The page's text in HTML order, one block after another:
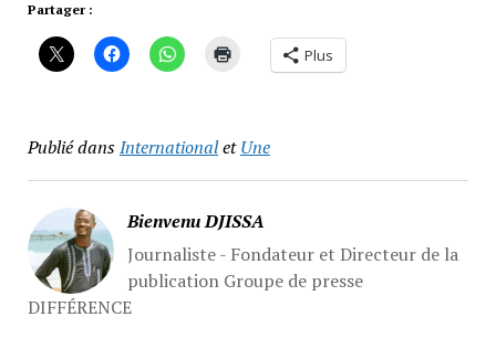
Partager :
Plus
Publié dansInternationaletUne
Bienvenu DJISSA
Journaliste - Fondateur et Directeur de la
publication Groupe de presse
DIFFÉRENCE